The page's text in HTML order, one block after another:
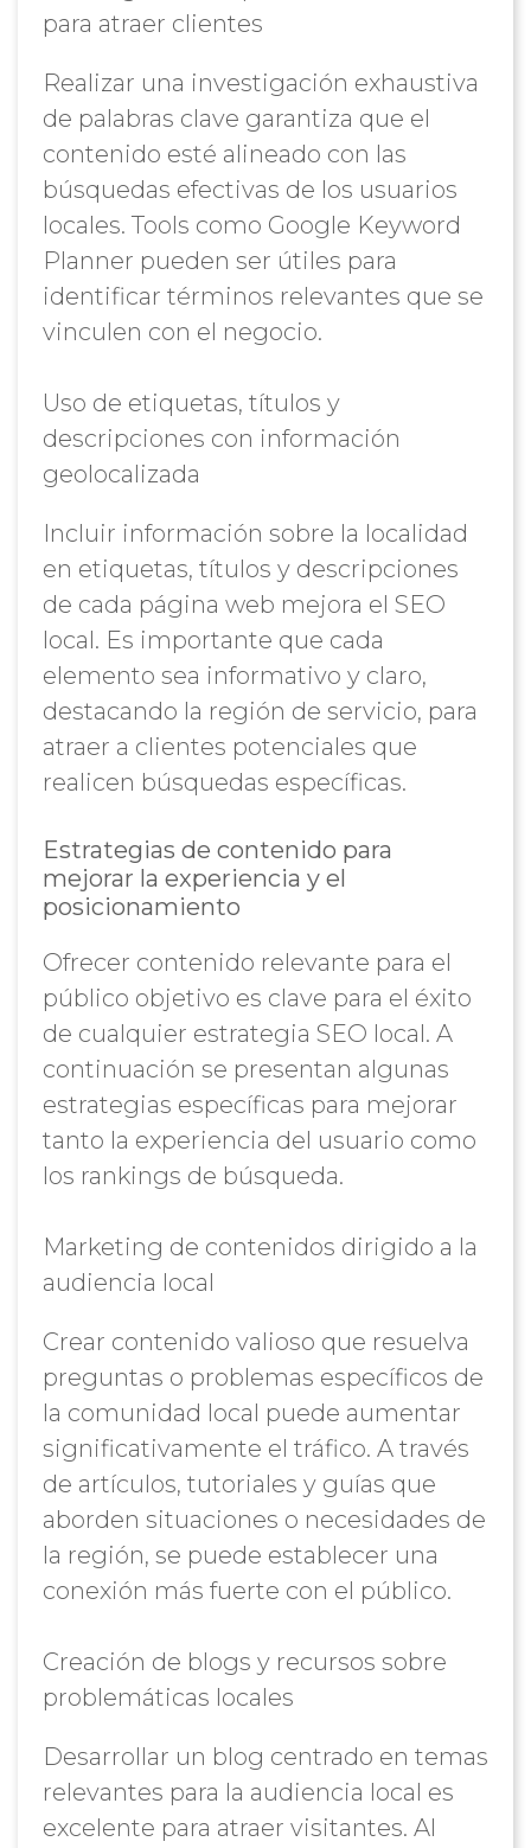
para atraer clientes
Realizar una investigación exhaustiva
de palabras clave garantiza que el
contenido esté alineado con las
búsquedas efectivas de los usuarios
locales. Tools como Google Keyword
Planner pueden ser útiles para
identificar términos relevantes que se
vinculen con el negocio.
Uso de etiquetas, títulos y
descripciones con información
geolocalizada
Incluir información sobre la localidad
en etiquetas, títulos y descripciones
de cada página web mejora el SEO
local. Es importante que cada
elemento sea informativo y claro,
destacando la región de servicio, para
atraer a clientes potenciales que
realicen búsquedas específicas.
Estrategias de contenido para
mejorar la experiencia y el
posicionamiento
Ofrecer contenido relevante para el
público objetivo es clave para el éxito
de cualquier estrategia SEO local. A
continuación se presentan algunas
estrategias específicas para mejorar
tanto la experiencia del usuario como
los rankings de búsqueda.
Marketing de contenidos dirigido a la
audiencia local
Crear contenido valioso que resuelva
preguntas o problemas específicos de
la comunidad local puede aumentar
significativamente el tráfico. A través
de artículos, tutoriales y guías que
aborden situaciones o necesidades de
la región, se puede establecer una
conexión más fuerte con el público.
Creación de blogs y recursos sobre
problemáticas locales
Desarrollar un blog centrado en temas
relevantes para la audiencia local es
excelente para atraer visitantes. Al